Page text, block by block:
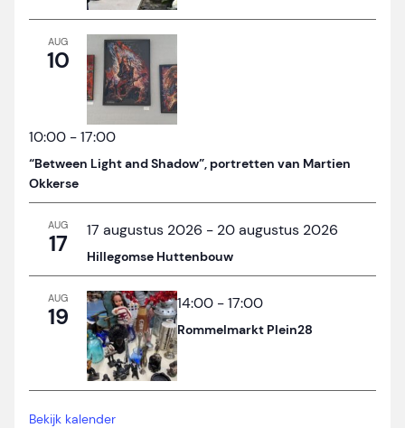
AUG
10
10:00 -17:00
“Between Light and Shadow”, portretten van Martien
Okkerse
AUG
17 17 augustus 2026 - 20 augustus 2026
Hillegomse Huttenbouw
AUG
19 14:00 -17:00
Rommelmarkt Plein28
Bekijk kalender